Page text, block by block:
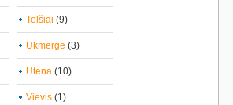
Telšiai (9)
Ukmergė (3)
Utena (10)
Vievis (1)